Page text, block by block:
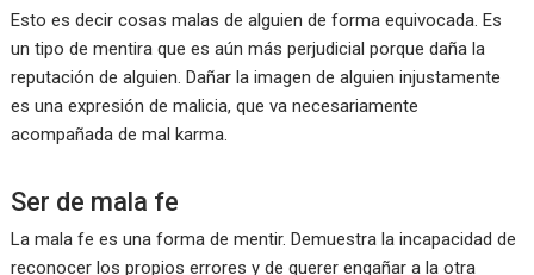
Esto es decir cosas malas de alguien de forma equivocada. Es
un tipo de mentira que es aún más perjudicial porque daña la
reputación de alguien. Dañar la imagen de alguien injustamente
es una expresión de malicia, que va necesariamente
acompañada de mal karma.
Ser de mala fe
La mala fe es una forma de mentir. Demuestra la incapacidad de
reconocer los propios errores y de querer engañar a la otra